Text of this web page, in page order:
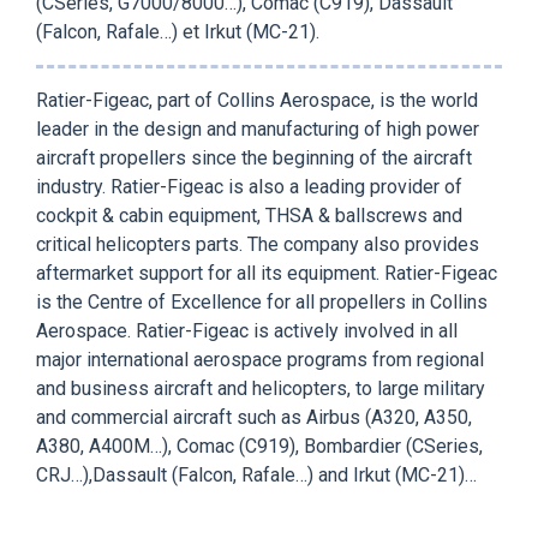
(Falcon, Rafale…) et Irkut (MC-21).
Ratier-Figeac, part of Collins Aerospace, is the world
leader in the design and manufacturing of high power
aircraft propellers since the beginning of the aircraft
industry. Ratier-Figeac is also a leading provider of
cockpit & cabin equipment, THSA & ballscrews and
critical helicopters parts. The company also provides
aftermarket support for all its equipment. Ratier-Figeac
is the Centre of Excellence for all propellers in Collins
Aerospace. Ratier-Figeac is actively involved in all
major international aerospace programs from regional
and business aircraft and helicopters, to large military
and commercial aircraft such as Airbus (A320, A350,
A380, A400M…), Comac (C919), Bombardier (CSeries,
CRJ…),Dassault (Falcon, Rafale…) and Irkut (MC-21)…